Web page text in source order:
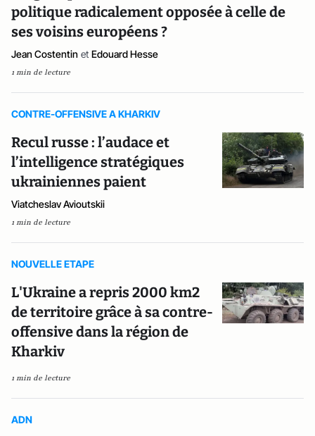
politique radicalement opposée à celle de
ses voisins européens ?
Jean Costentin et Edouard Hesse
1 min de lecture
CONTRE-OFFENSIVE A KHARKIV
Recul russe : l’audace et
l’intelligence stratégiques
ukrainiennes paient
Viatcheslav Avioutskii
1 min de lecture
NOUVELLE ETAPE
L'Ukraine a repris 2000 km2
de territoire grâce à sa contre-
offensive dans la région de
Kharkiv
1 min de lecture
ADN